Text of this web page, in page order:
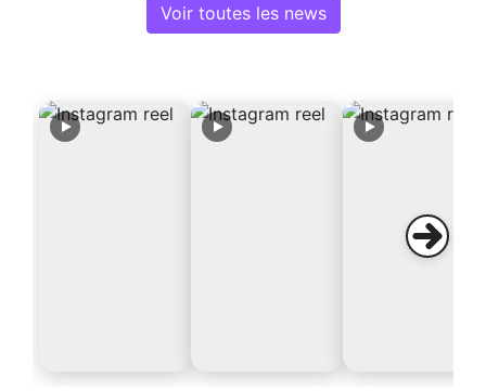
Voir toutes les news